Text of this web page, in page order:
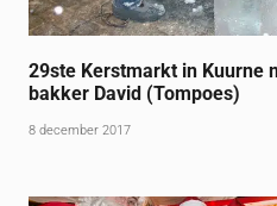
29ste Kerstmarkt in Kuurne
bakker David (Tompoes)
8 december 2017